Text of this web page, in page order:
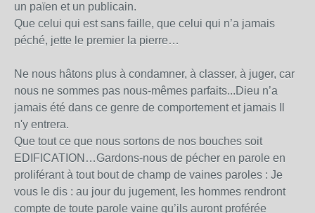
un païen et un publicain.
Que celui qui est sans faille, que celui qui n’a jamais
péché, jette le premier la pierre…
Ne nous hâtons plus à condamner, à classer, à juger, car
nous ne sommes pas nous-mêmes parfaits...Dieu n’a
jamais été dans ce genre de comportement et jamais Il
n'y entrera.
Que tout ce que nous sortons de nos bouches soit
EDIFICATION…Gardons-nous de pécher en parole en
proliférant à tout bout de champ de vaines paroles : Je
vous le dis : au jour du jugement, les hommes rendront
compte de toute parole vaine qu’ils auront proférée